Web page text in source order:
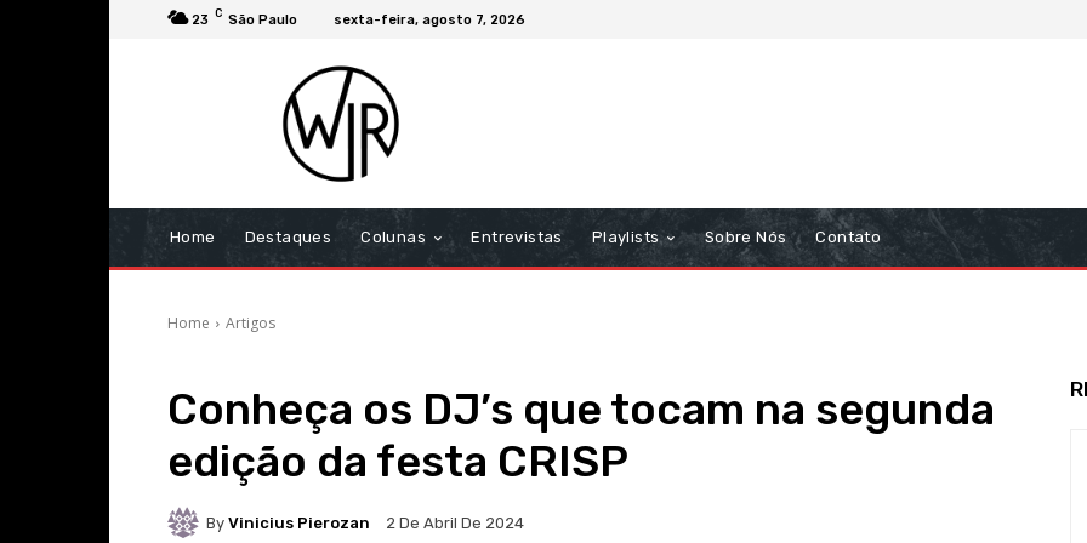
23 C São Paulo sexta-feira, agosto 7, 2026
Home Destaques Colunas Entrevistas Playlists Sobre Nós Contato
Home Artigos
Conheça os DJ’s que tocam na segunda
edição da festa CRISP
By Vinicius Pierozan 2 De Abril De 2024